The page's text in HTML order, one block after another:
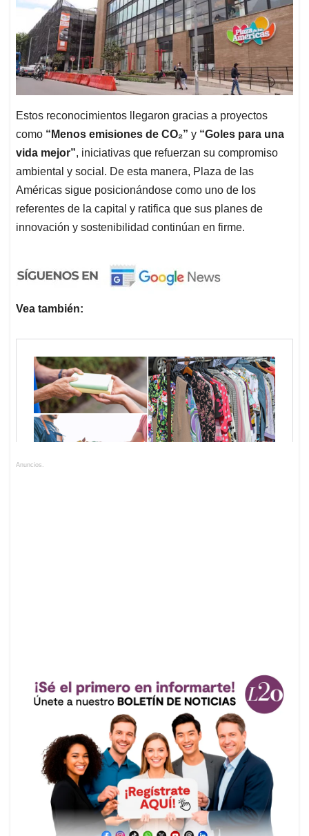
Estos reconocimientos llegaron gracias a proyectos
como “Menos emisiones de CO₂” y “Goles para una
vida mejor”, iniciativas que refuerzan su compromiso
ambiental y social. De esta manera, Plaza de las
Américas sigue posicionándose como uno de los
referentes de la capital y ratifica que sus planes de
innovación y sostenibilidad continúan en firme.
Vea también:
Anuncios.